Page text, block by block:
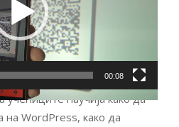
00:08
научија како да
на WordPress, како да